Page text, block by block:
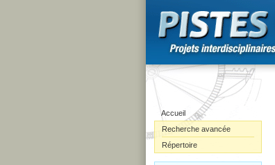
Accueil
Recherche avancée
Répertoire